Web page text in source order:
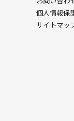
個人情報保
サイトマッ